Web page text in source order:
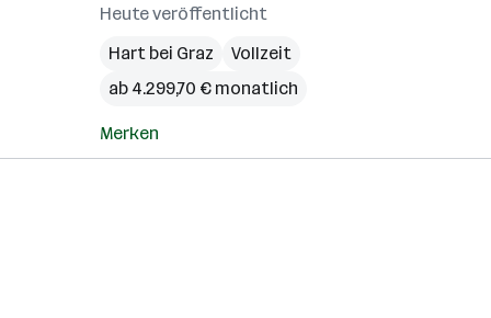
Heute veröffentlicht
Hart bei Graz
Vollzeit
ab 4.299,70 € monatlich
Merken